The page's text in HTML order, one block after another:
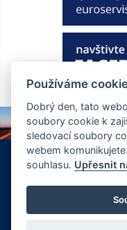
+420 326 901 186
© Copyright 2026
FlexiSystems s.r.o.:e-
Používáme
Dobrý den, tato
soubory cookie k
sledovací soubory
webem
souhlasu. Upřesnit